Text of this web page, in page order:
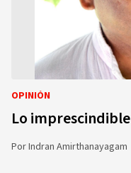
OPINIÓN
Lo imprescindible
PorIndran Amirthanayagam